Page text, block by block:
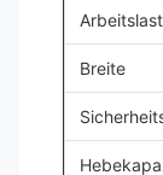
Breite